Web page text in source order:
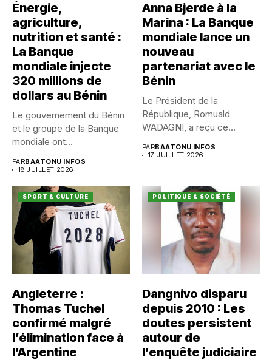
Énergie,
agriculture,
nutrition et santé :
La Banque
mondiale injecte
320 millions de
dollars au Bénin
Le gouvernement du Bénin
et le groupe de la Banque
mondiale ont...
PARBAATONU INFOS
18 JUILLET 2026
Anna Bjerde à la
Marina : La Banque
mondiale lance un
nouveau
partenariat avec le
Bénin
Le Président de la
République, Romuald
WADAGNI, a reçu ce
PARBAATONU INFOS
17 JUILLET 2026
SPORT & CULTURE
Angleterre :
Thomas Tuchel
confirmé malgré
l’élimination face à
l’Argentine
POLITIQUE & SOCIÉTÉ
Dangnivo disparu
depuis 2010 : Les
doutes persistent
autour de
l’enquête judiciaire